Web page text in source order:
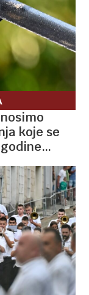
koje se